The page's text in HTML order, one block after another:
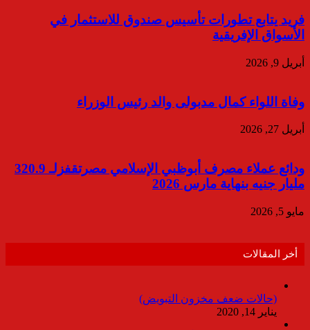
فريد يتابع تطورات تأسيس صندوق للاستثمار في
الأسواق الإفريقية
أبريل 9, 2026
وفاة اللواء كمال مدبولى والد رئيس الوزراء
أبريل 27, 2026
ودائع عملاء مصرف أبوظبي الإسلامي مصرتقفزلـ 320.9
مليار جنيه بنهاية مارس 2026
مايو 5, 2026
أخر المقالات
(حالات ضعف مخزون التبويض)
يناير 14, 2020